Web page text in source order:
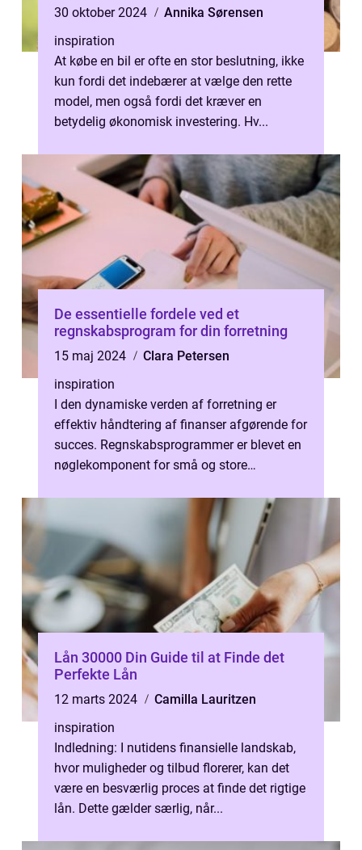
30 oktober 2024
Annika Sørensen
inspiration
At købe en bil er ofte en stor beslutning, ikke
kun fordi det indebærer at vælge den rette
model, men også fordi det kræver en
betydelig økonomisk investering. Hv...
De essentielle fordele ved et
regnskabsprogram for din forretning
15 maj 2024
Clara Petersen
inspiration
I den dynamiske verden af forretning er
effektiv håndtering af finanser afgørende for
succes. Regnskabsprogrammer er blevet en
nøglekomponent for små og store
Lån 30000 Din Guide til at Finde det
Perfekte Lån
12 marts 2024
Camilla Lauritzen
inspiration
Indledning: I nutidens finansielle landskab,
hvor muligheder og tilbud florerer, kan det
være en besværlig proces at finde det rigtige
lån. Dette gælder særlig, når...